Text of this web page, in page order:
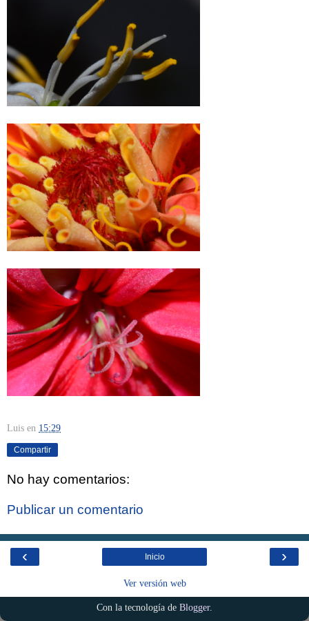
Luis en 15:29
Compartir
No hay comentarios:
Publicar un comentario
‹ ›
Inicio
Ver versión web
Con la tecnología de Blogger.